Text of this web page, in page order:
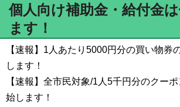
個人向け補助金・給付金
ます！
【速報】1人あたり5000円分の買い物券
します！
【速報】全市民対象/1人5千円分のクー
始します！